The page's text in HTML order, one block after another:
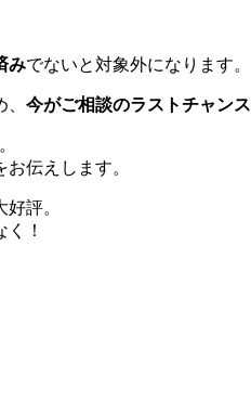
みでないと対象外になります。
今がご相談のラストチャンス
伝えします。
好評。
！